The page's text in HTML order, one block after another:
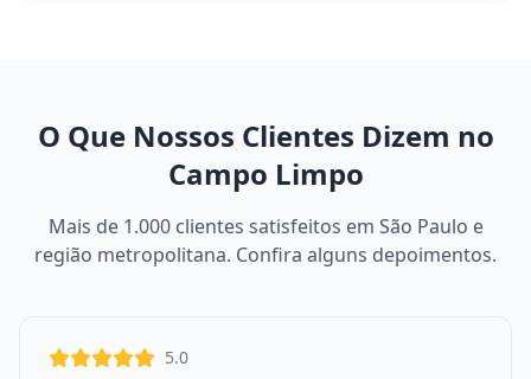
O Que Nossos Clientes Dizem no
Campo Limpo
Mais de 1.000 clientes satisfeitos em São Paulo e
região metropolitana. Confira alguns depoimentos.
5.0